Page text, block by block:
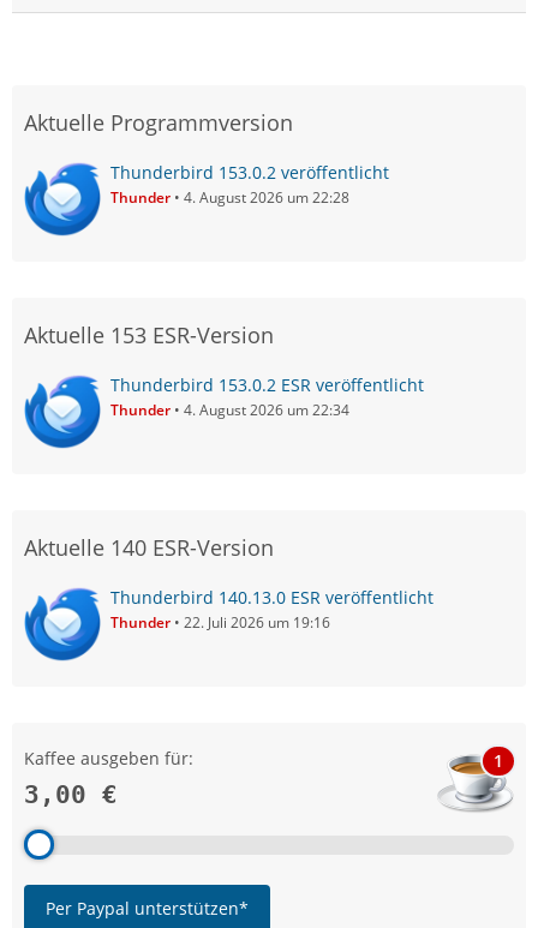
Aktuelle Programmversion
Thunderbird 153.0.2 veröffentlicht
Thunder 4. August 2026 um 22:28
Aktuelle 153 ESR-Version
Thunderbird 153.0.2 ESR veröffentlicht
Thunder 4. August 2026 um 22:34
Aktuelle 140 ESR-Version
Thunderbird 140.13.0 ESR veröffentlicht
Thunder 22. Juli 2026 um 19:16
Kaffee ausgeben für:
3,00 €
1
Per Paypal unterstützen*